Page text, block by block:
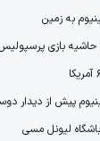
به زمین
بازی
پیش از دیدار
لیونل مسی